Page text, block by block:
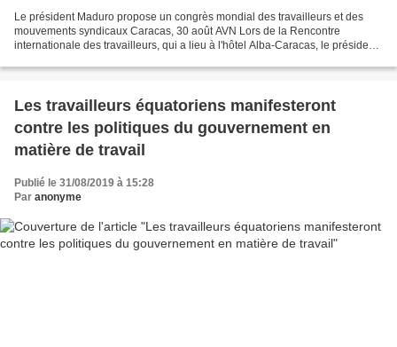
Le président Maduro propose un congrès mondial des travailleurs et des
mouvements syndicaux Caracas, 30 août AVN Lors de la Rencontre
internationale des travailleurs, qui a lieu à l'hôtel Alba-Caracas, le président
Les travailleurs équatoriens manifesteront
contre les politiques du gouvernement en
matière de travail
Publié le 31/08/2019 à 15:28
Par anonyme